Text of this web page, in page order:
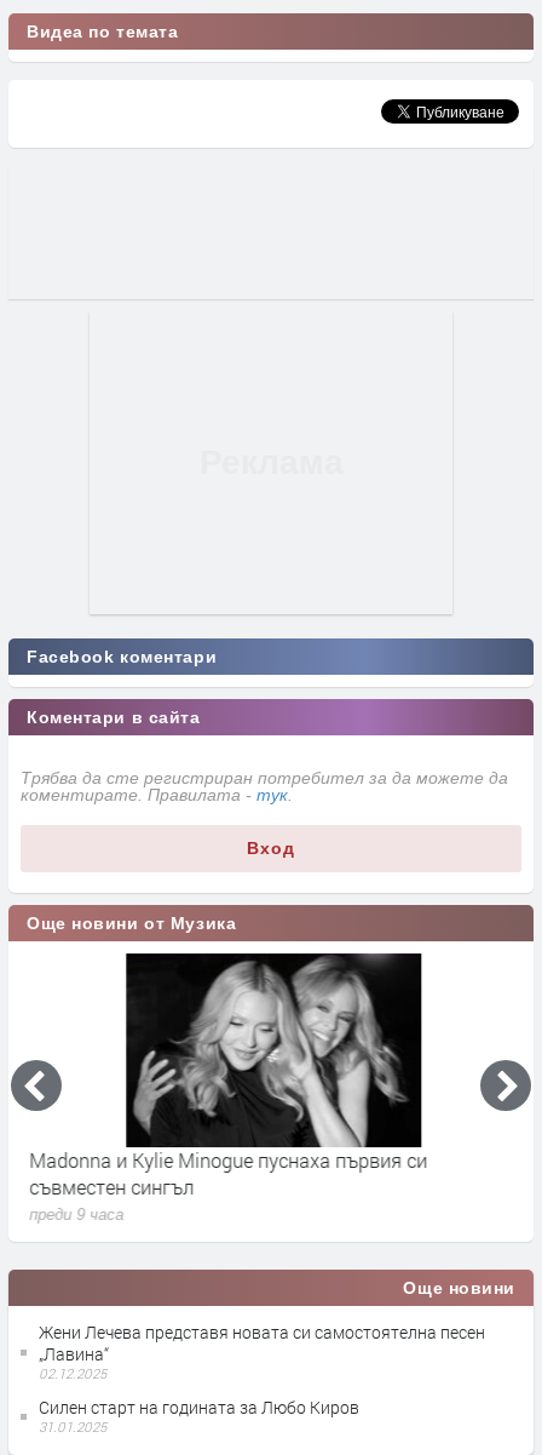
Видеа по темата
Facebook коментари
Коментари в сайта
Трябва да сте регистриран потребител за да можете да
коментирате. Правилата - тук.
Вход
Още новини от Музика
Madonna и Kylie Minogue пуснаха първия си
съвместен сингъл
преди 9 часа
Още новини
Жени Лечева представя новата си самостоятелна песен
„Лавина“
02.12.2025
Силен старт на годината за Любо Киров
31.01.2025